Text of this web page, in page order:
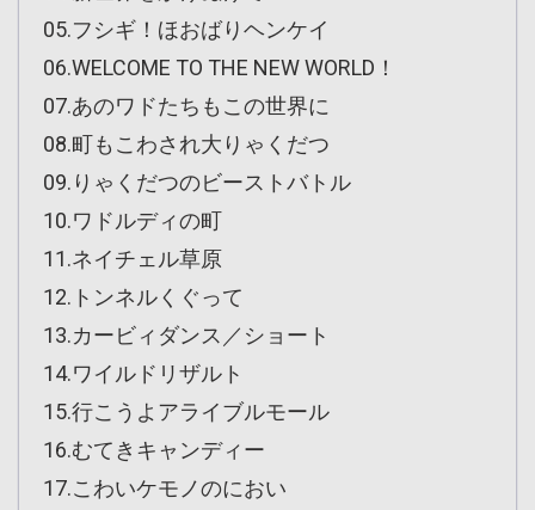
05.フシギ！ほおばりヘンケイ
06.WELCOME TO THE NEW WORLD！
07.あのワドたちもこの世界に
08.町もこわされ大りゃくだつ
09.りゃくだつのビーストバトル
10.ワドルディの町
11.ネイチェル草原
12.トンネルくぐって
13.カービィダンス／ショート
14.ワイルドリザルト
15.行こうよアライブルモール
16.むてきキャンディー
17.こわいケモノのにおい